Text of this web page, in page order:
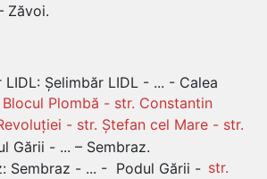
Zăvoi.
LIDL: Șelimbăr LIDL - ... - Calea
Blocul Plombă - str. Constantin
- str. Ștefan cel Mare - str.
Gării - ... – Sembraz.
Sembraz - ... - Podul Gării - str.